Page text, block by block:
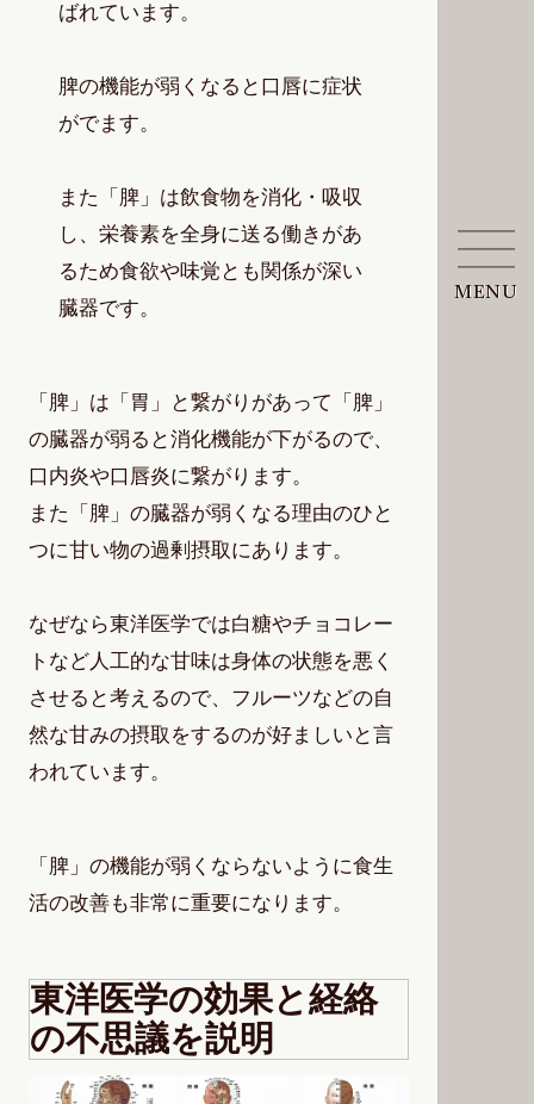
MENU
ばれています。
脾の機能が弱くなると口唇に症状
がでます。
また「脾」は飲食物を消化・吸収
し、栄養素を全身に送る働きがあ
るため食欲や味覚とも関係が深い
臓器です。
「脾」は「胃」と繋がりがあって「脾」
の臓器が弱ると消化機能が下がるので、
口内炎や口唇炎に繋がります。
また「脾」の臓器が弱くなる理由のひと
つに甘い物の過剰摂取にあります。
なぜなら東洋医学では白糖やチョコレー
トなど人工的な甘味は身体の状態を悪く
させると考えるので、フルーツなどの自
然な甘みの摂取をするのが好ましいと言
われています。
「脾」の機能が弱くならないように食生
活の改善も非常に重要になります。
東洋医学の効果と経絡
の不思議を説明